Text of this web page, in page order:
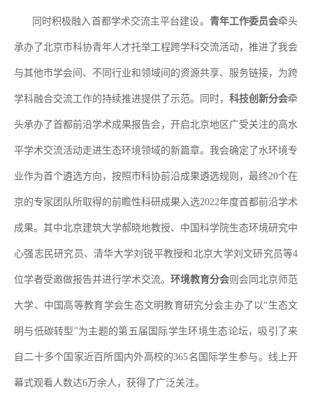
同时积极融入首都学术交流主平台建设。 青年工作委员会牵头
承办了北京市科协青年人才托举工程跨学科交流活动，推进了我会
与其他市学会间、不同行业和领域间的资源共享、服务链接，为跨
学科融合交流工作的持续推进提供了示范。同时，科技创新分会牵
头承办了首都前沿学术成果报告会，开启北京地区广受关注的高水
平学术交流活动走进生态环境领域的新篇章。我会确定了水环境专
业作为首个遴选方向，按照市科协前沿成果遴选规则，最终20个在
京的专家团队所取得的前瞻性科研成果入选2022年度首都前沿学术
成果。其中北京建筑大学郝晓地教授、中国科学院生态环境研究中
心强志民研究员、清华大学刘锐平教授和北京大学刘文研究员等4
位学者受邀做报告并进行学术交流。环境教育分会则会同北京师范
大学、中国高等教育学会生态文明教育研究分会主办了以“生态文
明与低碳转型”为主题的第五届国际学生环境生态论坛，吸引了来
自二十多个国家近百所国内外高校的365名国际学生参与。线上开
幕式观看人数达6万余人，获得了广泛关注。